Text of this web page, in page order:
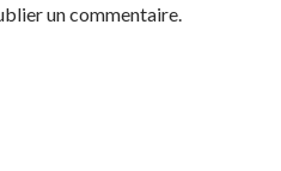
un commentaire.